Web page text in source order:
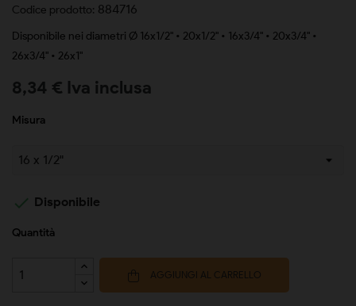
Codice prodotto: 884716
Disponibile nei diametri Ø 16x1/2" • 20x1/2" • 16x3/4" • 20x3/4" •
26x3/4" • 26x1"
8,34 € Iva inclusa
Misura
 Disponibile
Quantità
AGGIUNGI AL CARRELLO